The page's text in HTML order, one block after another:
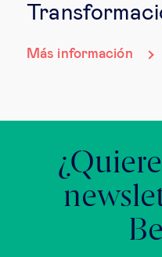
Más información